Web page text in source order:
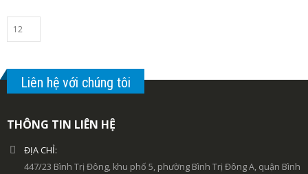
Liên hệ với chúng tôi
THÔNG TIN LIÊN HỆ
ĐỊA CHỈ:
447/23 Bình Trị Đông, khu phố 5, phường Bình Trị Đông A, quận Bình